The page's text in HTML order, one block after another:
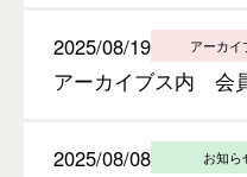
2025/08/19 アーカイ
アーカイブス内 会
2025/08/08 お知ら